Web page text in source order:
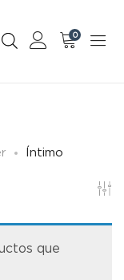
0
Íntimo
que